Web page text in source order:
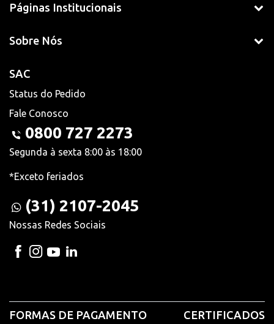
Páginas Institucionais
Sobre Nós
SAC
Status do Pedido
Fale Conosco
0800 727 2273
Segunda à sexta 8:00 às 18:00
*Exceto feriados
(31) 2107-2045
Nossas Redes Sociais
FORMAS DE PAGAMENTO CERTIFICADOS